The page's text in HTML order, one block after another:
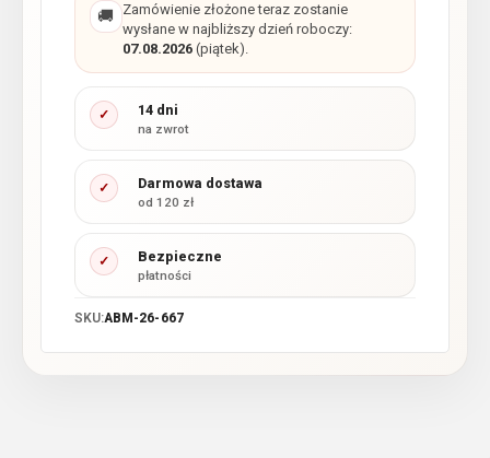
🚚 Zamówienie złożone teraz zostanie
wysłane w najbliższy dzień roboczy:
07.08.2026(piątek).
✓ 14 dni
na zwrot
✓ Darmowa dostawa
od 120 zł
✓ Bezpieczne
płatności
SKU:ABM-26-667